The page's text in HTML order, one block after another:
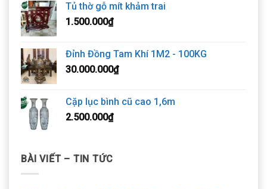
Tủ thờ gỗ mít khảm trai
1.500.000₫
Đỉnh Đồng Tam Khí 1M2 - 100KG
30.000.000₫
Cặp lục bình cũ cao 1,6m
2.500.000₫
BÀI VIẾT – TIN TỨC